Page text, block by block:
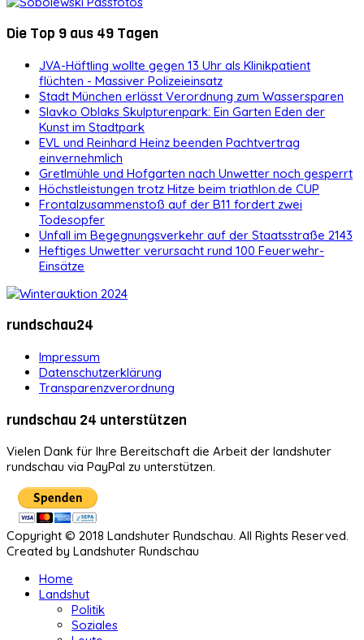
Die Top 9 aus 49 Tagen
JVA-Häftling wollte gegen 13 Uhr als Klinikpatient
flüchten - Massiver Polizeieinsatz
Stadt München erlässt Verordnung zum Wassersparen
Slavko Oblaks Skulpturenpark: Ein Garten Eden der
Kunst im Stadtpark
EVL und Reinhard Heinz beenden Pachtvertrag
einvernehmlich
Gretlmühle und Hofgarten nach Unwetter noch gesperrt
Höchstleistungen trotz Hitze beim triathlon.de CUP
Frontalzusammenstoß auf der B11 fordert zwei
Todesopfer
Unfall im Begegnungsverkehr auf der Staatsstraße 2143
Heftiges Unwetter verursacht rund 100 Feuerwehr-
Einsätze
rundschau24
Impressum
Datenschutzerklärung
Transparenzverordnung
rundschau 24 unterstützen
Vielen Dank für Ihre Bereitschaft die Arbeit der landshuter
rundschau via PayPal zu unterstützen.
Copyright © 2018 Landshuter Rundschau. All Rights Reserved.
Created by Landshuter Rundschau
Home
Landshut
Politik
Soziales